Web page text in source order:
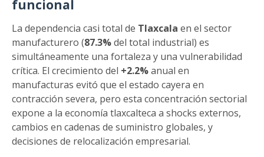
funcional
La dependencia casi total de Tlaxcala en el sector
manufacturero (87.3%del total industrial) es
simultáneamente una fortaleza y una vulnerabilidad
crítica. El crecimiento del +2.2%anual en
manufacturas evitó que el estado cayera en
contracción severa, pero esta concentración sectorial
expone a la economía tlaxcalteca a shocks externos,
cambios en cadenas de suministro globales, y
decisiones de relocalización empresarial.